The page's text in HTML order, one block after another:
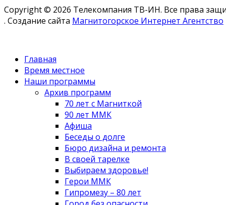
Copyright © 2026 Телекомпания ТВ-ИН. Все права
. Создание сайта Магнитогорское Интернет Агентство
Главная
Время местное
Наши программы
Архив программ
70 лет с Магниткой
90 лет ММК
Афиша
Беседы о долге
Бюро дизайна и ремонта
В своей тарелке
Выбираем здоровье!
Герои ММК
Гипромезу – 80 лет